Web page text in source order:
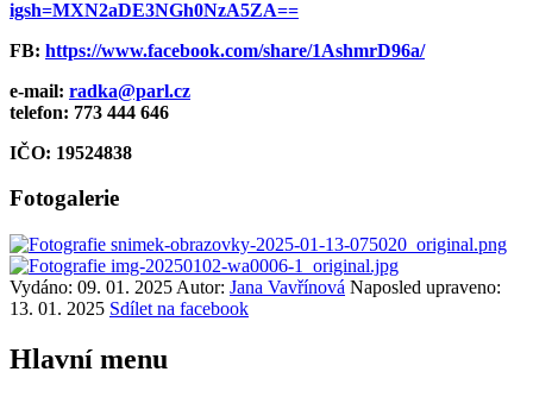
igsh=MXN2aDE3NGh0NzA5ZA==
FB: https://www.facebook.com/share/1AshmrD96a/
e-mail: radka@parl.cz
telefon: 773 444 646
IČO: 19524838
Fotogalerie
Vydáno: 09. 01. 2025 Autor: Jana Vavřínová Naposled upraveno:
13. 01. 2025 Sdílet na facebook
Hlavní menu